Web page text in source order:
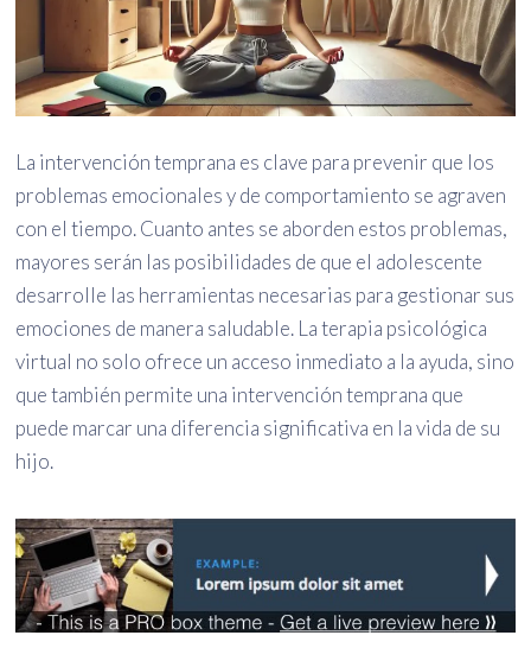
La intervención temprana es clave para prevenir que los
problemas emocionales y de comportamiento se agraven
con el tiempo. Cuanto antes se aborden estos problemas,
mayores serán las posibilidades de que el adolescente
desarrolle las herramientas necesarias para gestionar sus
emociones de manera saludable. La terapia psicológica
virtual no solo ofrece un acceso inmediato a la ayuda, sino
que también permite una intervención temprana que
puede marcar una diferencia significativa en la vida de su
hijo.